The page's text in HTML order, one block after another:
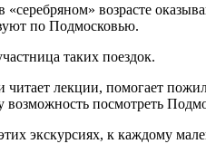
возрасте
по Подмосковью.
таких поездок.
читает лекции, помогает
посмотреть
экскурсиях, к каждому